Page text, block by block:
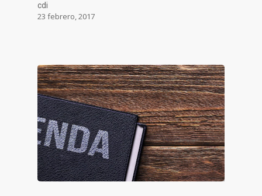
cdi
23 febrero, 2017